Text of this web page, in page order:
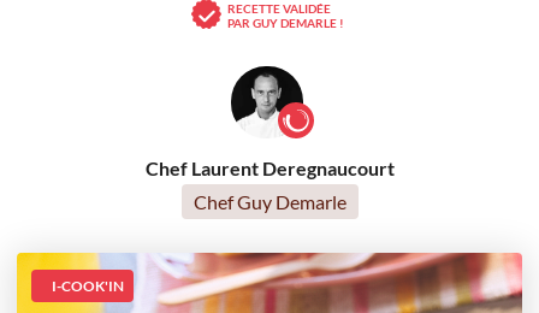
RECETTE VALIDÉE
PAR GUY DEMARLE !
Chef Laurent Deregnaucourt
Chef Guy Demarle
I-COOK'IN